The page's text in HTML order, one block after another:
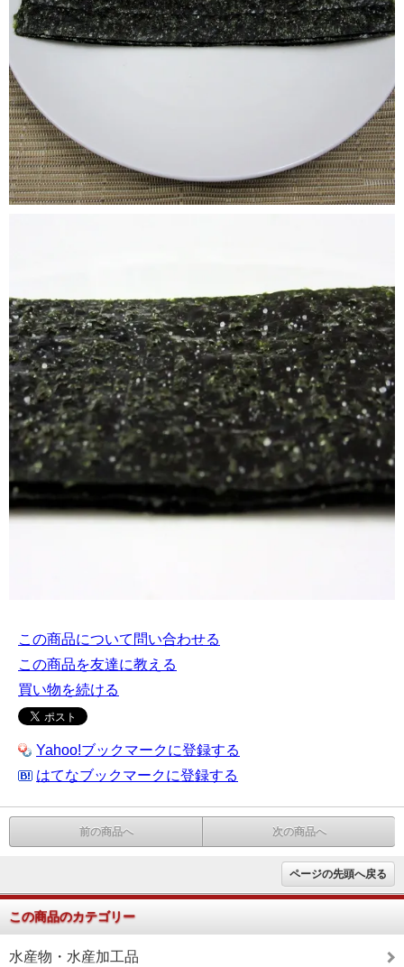
この商品について問い合わせる
この商品を友達に教える
買い物を続ける
Yahoo!ブックマークに登録する
はてなブックマークに登録する
前の商品へ 次の商品へ
ページの先頭へ戻る
この商品のカテゴリー
水産物・水産加工品